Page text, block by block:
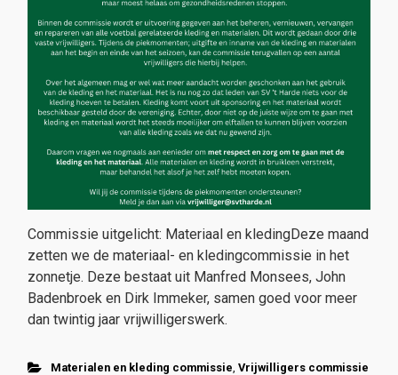
Commissie uitgelicht: Materiaal en kledingDeze maand
zetten we de materiaal- en kledingcommissie in het
zonnetje. Deze bestaat uit Manfred Monsees, John
Badenbroek en Dirk Immeker, samen goed voor meer
dan twintig jaar vrijwilligerswerk.
Materialen en kleding commissie Vrijwilligers commissie